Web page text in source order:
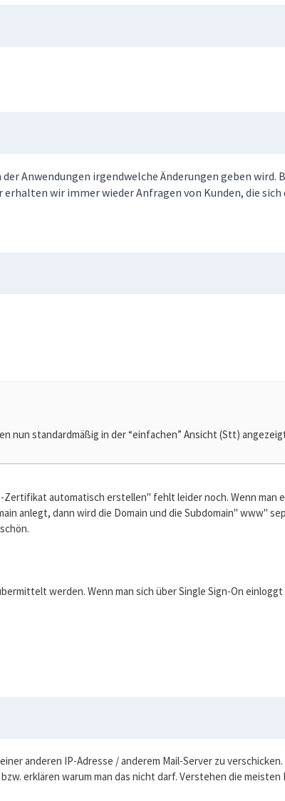
Anwendungen irgendwelche Änderungen geben
wir immer wieder Anfragen von Kunden, die
nun standardmäßig in der “einfachen” Ansicht (Stt)
automatisch erstellen" fehlt leider noch. Wenn man
anlegt, dann wird die Domain und die Subdomain" www"
werden. Wenn man sich über Single Sign-On
anderen IP-Adresse / anderem Mail-Server zu
erklären warum man das nicht darf. Verstehen die